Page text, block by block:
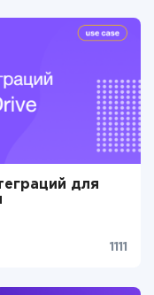
для
1111